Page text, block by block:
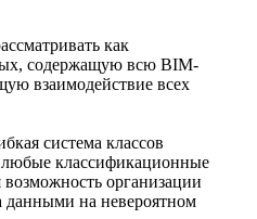
как
содержащую всю BIM-
взаимодействие всех
система классов
классификационные
организации
на невероятном